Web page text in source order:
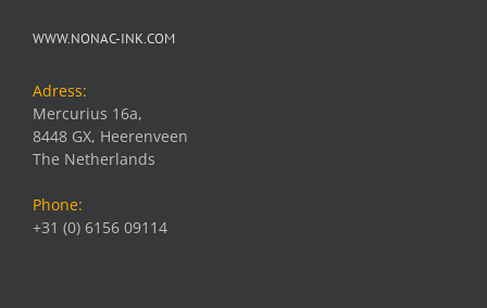
WWW.NONAC-INK.COM
Adress:
Mercurius 16a,
8448 GX, Heerenveen
The Netherlands
Phone:
+31 (0) 6156 09114